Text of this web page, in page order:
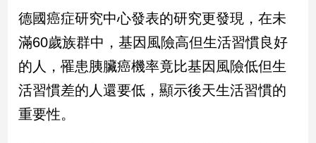
觀
點
娛
樂
德國癌症研究中心發表的研究更發現，在未
滿60歲族群中，基因風險高但生活習慣良好
的人，罹患胰臟癌機率竟比基因風險低但生
活習慣差的人還要低，顯示後天生活習慣的
重要性。